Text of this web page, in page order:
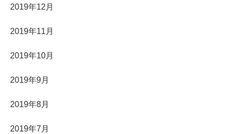
2019年12月
2019年11月
2019年10月
2019年9月
2019年8月
2019年7月